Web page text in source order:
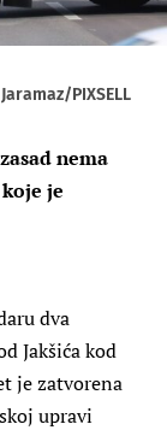
PIXSELL
nema
je
dva
Jakšića kod
je zatvorena
upravi